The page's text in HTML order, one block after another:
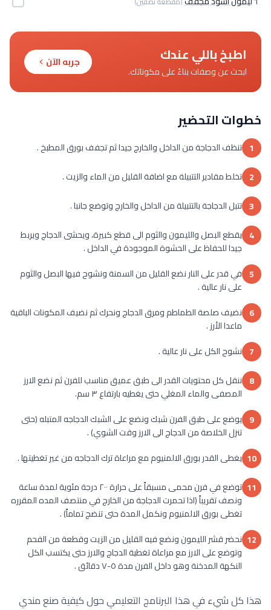
اطبخ باللي عندك
ابحث عن وصفات بناءً على مكوناتك.
جربه الآن
خطوات التحضير
1 تنظف الدجاجة من الداخل والخارج جيدا ثم تجفف بورق المطبخ .
2 تخلط مقادير التتبيلة مع اضافة القليل من الماء والزيت .
3 تتبل الدجاجة بالتتبيلة من الداخل والخارج وتوضع جانبا .
4 يقطع البصل والليمون والثوم الى قطع كبيرة، ويحشى الدجاج ويربط
جيدا للحفاظ على الحشوة الموجودة في الداخل .
5 في قدر على النار نضع القليل من السمنة ونشوح فيها البصل والثوم
على نار عالية .
6 نضيف صلصة الطماطم ومرق الدجاج ونحرك ثم نضيف المكونات الباقية
ماعدا الأرز .
7 نشوح الكل على نار عالية .
8 ننقل كل محتويات القدر الى طبق عميق مناسب للفرن ثم نضع الارز
المصفى والماء المغلي حتى يغطيه بارتفاع ٣ سم.
9 يوضع على طبق الفرن شبك ونضع على الشبك الدجاجه المتبله (حتى
تنزل الخلاصة من الدجاج الى الارز وقت الشوي) .
10 يغطى القدر بورق الالمنيوم مع مراعاة ترك الدجاجه من غير تغطيتها .
11
توضع في فرن محمى مسبقاً على حرارة ٢٠٠ درجة مئوية لمدة ساعة
ونصف تقريباً (اذا تحمرت الدجاجة من الخارج في منتصف المده المقرره
تغطى بورق الالمنيوم ونكمل المدة حتى تنضج تماماً) .
12 نحضر قشر الليمون ونضع فيه القليل من الزيت وقطعة من الفحم
وتوضع على الارز مع مراعاة تغطية الدجاج والارز حتى يكتسب الكل
النكهة المدخنة وهو داخل الفرن مدة ٥-٧ دقائق .
هذا كل شيء في هذا البرنامج التعليمي حول كيفية صنع مندي